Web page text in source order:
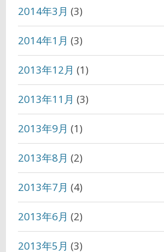
2014年3月 (3)
2014年1月 (3)
2013年12月 (1)
2013年11月 (3)
2013年9月 (1)
2013年8月 (2)
2013年7月 (4)
2013年6月 (2)
2013年5月 (3)